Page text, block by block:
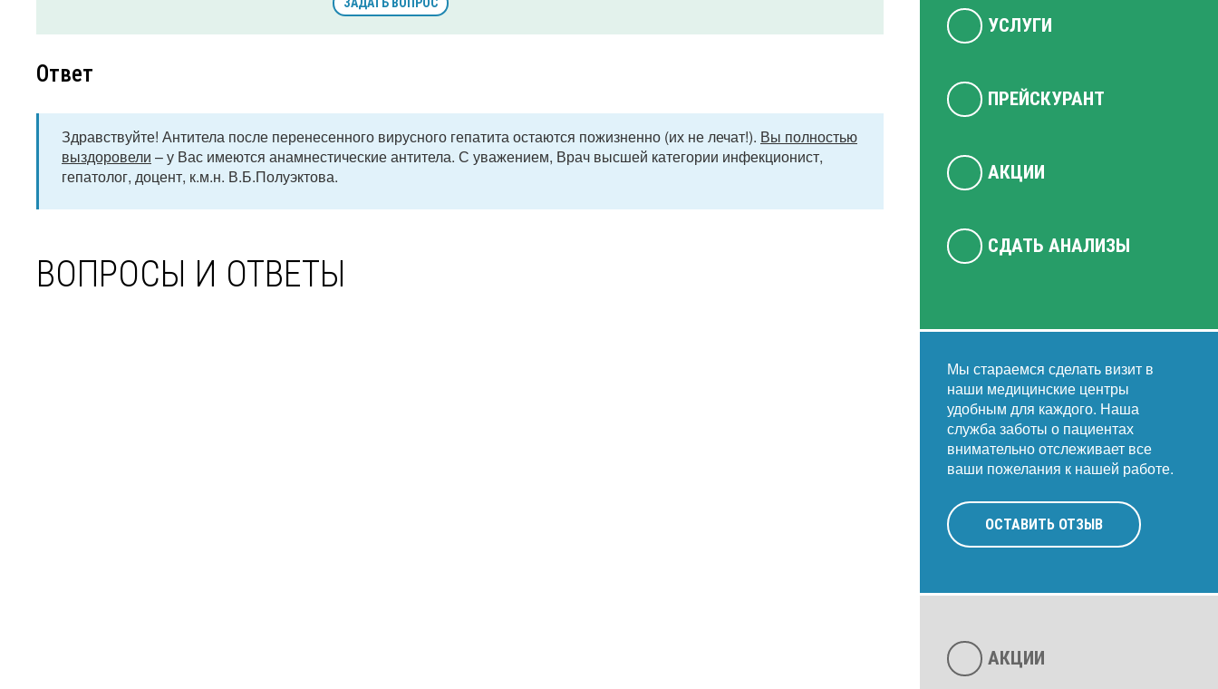
Ответ
Здравствуйте! Антитела после перенесенного вирусного гепатита остаются пожизненно (их не лечат!). Вы полностью
выздоровели – у Вас имеются анамнестические антитела. С уважением, Врач высшей категории инфекционист,
гепатолог, доцент, к.м.н. В.Б.Полуэктова.
ВОПРОСЫ И ОТВЕТЫ
УСЛУГИ
ПРЕЙСКУРАНТ
АКЦИИ
СДАТЬ АНАЛИЗЫ
Мы стараемся сделать визит в
наши медицинские центры
удобным для каждого. Наша
служба заботы о пациентах
внимательно отслеживает все
ваши пожелания к нашей работе.
ОСТАВИТЬ ОТЗЫВ
АКЦИИ